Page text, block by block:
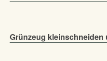
Grünzeug